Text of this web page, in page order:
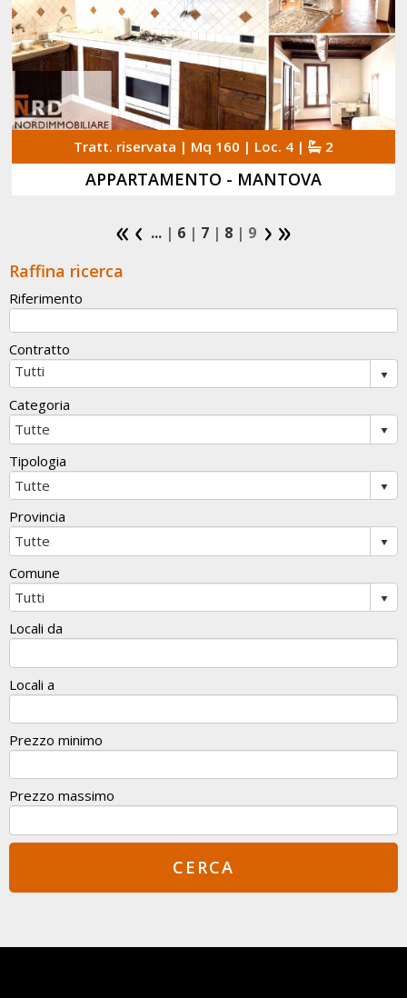
Tratt. riservata | Mq 160 | Loc. 4 | 2
APPARTAMENTO - MANTOVA
... | 6 | 7 | 8 | 9
Raffina ricerca
Riferimento
Contratto
Categoria
Tipologia
Provincia
Comune
Locali da
Locali a
Prezzo minimo
Prezzo massimo